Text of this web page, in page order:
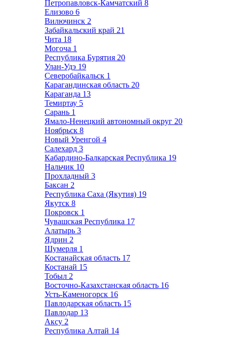
Петропавловск-Камчатский 8
Елизово 6
Вилючинск 2
Забайкальский край 21
Чита 18
Могоча 1
Республика Бурятия 20
Улан-Удэ 19
Северобайкальск 1
Карагандинская область 20
Караганда 13
Темиртау 5
Сарань 1
Ямало-Ненецкий автономный округ 20
Ноябрьск 8
Новый Уренгой 4
Салехард 3
Кабардино-Балкарская Республика 19
Нальчик 10
Прохладный 3
Баксан 2
Республика Саха (Якутия) 19
Якутск 8
Покровск 1
Чувашская Республика 17
Алатырь 3
Ядрин 2
Шумерля 1
Костанайская область 17
Костанай 15
Тобыл 2
Восточно-Казахстанская область 16
Усть-Каменогорск 16
Павлодарская область 15
Павлодар 13
Аксу 2
Республика Алтай 14